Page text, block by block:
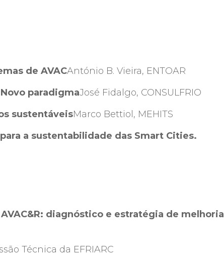
de AVACAntónio B. Vieira, ENTOAR
paradigmaJosé Fidalgo, CONSULFRIO
sustentáveisMarco Bettiol, MEHITS
a sustentabilidade das Smart Cities.
diagnóstico e estratégia de melhoria
Técnica da EFRIARC